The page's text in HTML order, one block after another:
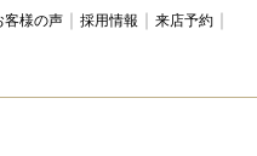
客様の声 採用情報
来店予約